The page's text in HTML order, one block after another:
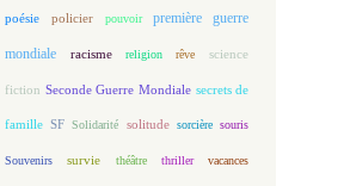
poésie policier pouvoir première guerre
mondiale racisme religion rêve science
fiction Seconde Guerre Mondiale secrets de
famille SF Solidarité solitude sorcière souris
Souvenirs survie théâtre thriller vacances